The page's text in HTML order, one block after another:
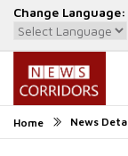
Change Language:
Powered by
Home News